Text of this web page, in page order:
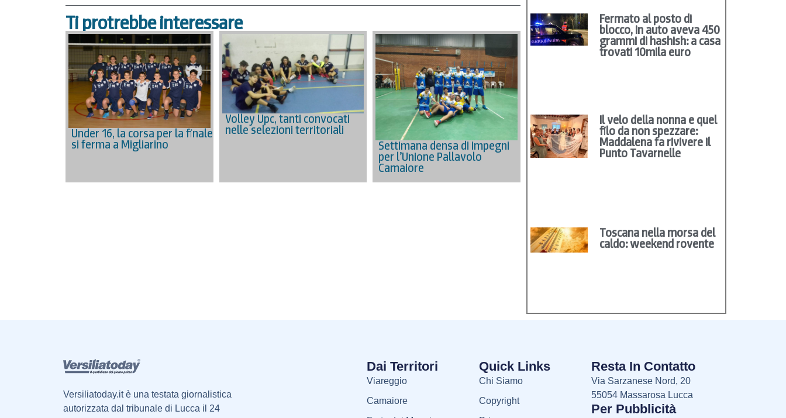
Ti protrebbe interessare
Under 16, la corsa per la finale
si ferma a Migliarino
Volley Upc, tanti convocati
nelle selezioni territoriali
Settimana densa di impegni
per l’Unione Pallavolo
Camaiore
Fermato al posto di
blocco, in auto aveva 450
grammi di hashish: a casa
trovati 10mila euro
Il velo della nonna e quel
filo da non spezzare:
Maddalena fa rivivere il
Punto Tavarnelle
Toscana nella morsa del
caldo: weekend rovente
Versiliatoday.it è una testata giornalistica
autorizzata dal tribunale di Lucca il 24
Dai Territori
Viareggio
Camaiore
Quick Links
Chi Siamo
Copyright
Resta In Contatto
Via Sarzanese Nord, 20
55054 Massarosa Lucca
Per Pubblicità